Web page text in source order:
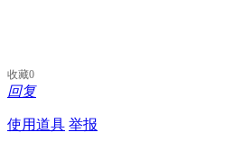
收藏0
回复
使用道具 举报